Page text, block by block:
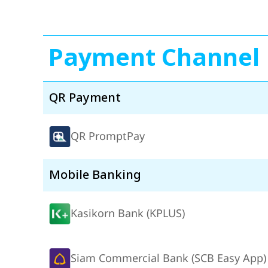
Payment Channel
QR Payment
QR PromptPay
Mobile Banking
Kasikorn Bank (KPLUS)
Siam Commercial Bank (SCB Easy App)